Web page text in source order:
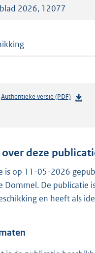
2026, 12077
Authentieke versie (PDF)b
n
d
s
g
r
o
deze
is op 11-05-2026
Dommel. De publicatie
en heeft als